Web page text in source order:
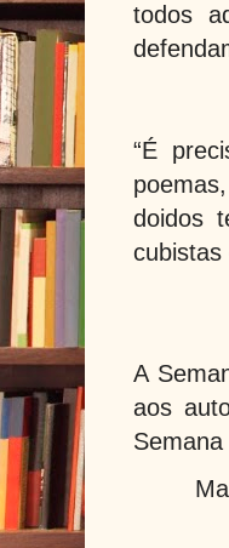
todos
“É
doidos
cubistas
A
aos